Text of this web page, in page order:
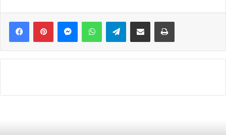
c
e
b
o
k
itt
er
ai
l
ar
e
Telegram